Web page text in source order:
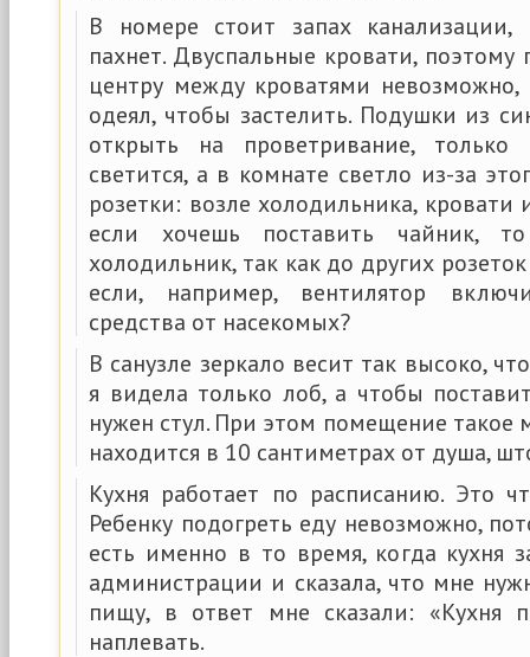
В номере стоит запах
пахнет. Двуспальные кровати,
центру между кроватями невозможно,
одеял, чтобы застелить. Подушки из
открыть на проветривание, только
светится, а в комнате светло из-за
розетки: возле холодильника, кровати
если хочешь поставить чайник,
холодильник, так как до других
если, например, вентилятор
средства от насекомых?
В санузле зеркало весит так высоко,
я видела только лоб, а чтобы
нужен стул. При этом помещение такое
находится в 10 сантиметрах от душа,
Кухня работает по расписанию. Это
Ребенку подогреть еду невозможно,
есть именно в то время, когда кухня
администрации и сказала, что мне
пищу, в ответ мне сказали: «Кухня
наплевать.